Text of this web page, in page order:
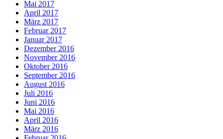
Mai 2017
April 2017
März 2017
Februar 2017
Januar 2017
Dezember 2016
November 2016
Oktober 2016
September 2016
August 2016
Juli 2016
Juni 2016
Mai 2016
April 2016
März 2016